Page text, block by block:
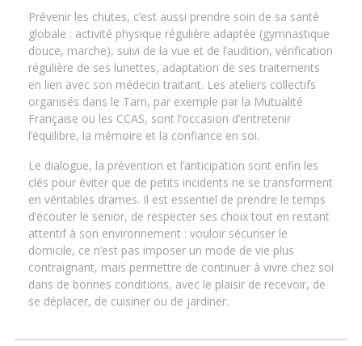
Prévenir les chutes, c’est aussi prendre soin de sa santé
globale : activité physique régulière adaptée (gymnastique
douce, marche), suivi de la vue et de l’audition, vérification
régulière de ses lunettes, adaptation de ses traitements
en lien avec son médecin traitant. Les ateliers collectifs
organisés dans le Tarn, par exemple par la Mutualité
Française ou les CCAS, sont l’occasion d’entretenir
l’équilibre, la mémoire et la confiance en soi.
Le dialogue, la prévention et l’anticipation sont enfin les
clés pour éviter que de petits incidents ne se transforment
en véritables drames. Il est essentiel de prendre le temps
d’écouter le senior, de respecter ses choix tout en restant
attentif à son environnement : vouloir sécuriser le
domicile, ce n’est pas imposer un mode de vie plus
contraignant, mais permettre de continuer à vivre chez soi
dans de bonnes conditions, avec le plaisir de recevoir, de
se déplacer, de cuisiner ou de jardiner.